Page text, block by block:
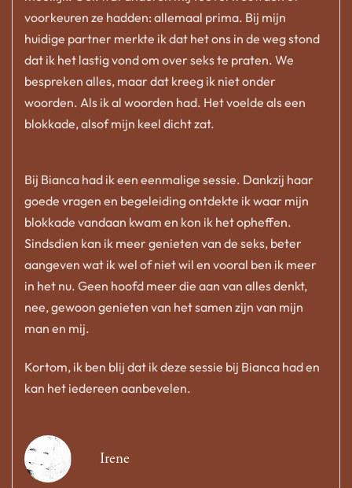
voorkeuren ze hadden: allemaal prima. Bij mijn
huidige partner merkte ik dat het ons in de weg stond
dat ik het lastig vond om over seks te praten. We
bespreken alles, maar dat kreeg ik niet onder
woorden. Als ik al woorden had. Het voelde als een
blokkade, alsof mijn keel dicht zat.
Bij Bianca had ik een eenmalige sessie. Dankzij haar
goede vragen en begeleiding ontdekte ik waar mijn
blokkade vandaan kwam en kon ik het opheffen.
Sindsdien kan ik meer genieten van de seks, beter
aangeven wat ik wel of niet wil en vooral ben ik meer
in het nu. Geen hoofd meer die aan van alles denkt,
nee, gewoon genieten van het samen zijn van mijn
man en mij.
Kortom, ik ben blij dat ik deze sessie bij Bianca had en
kan het iedereen aanbevelen.
Irene